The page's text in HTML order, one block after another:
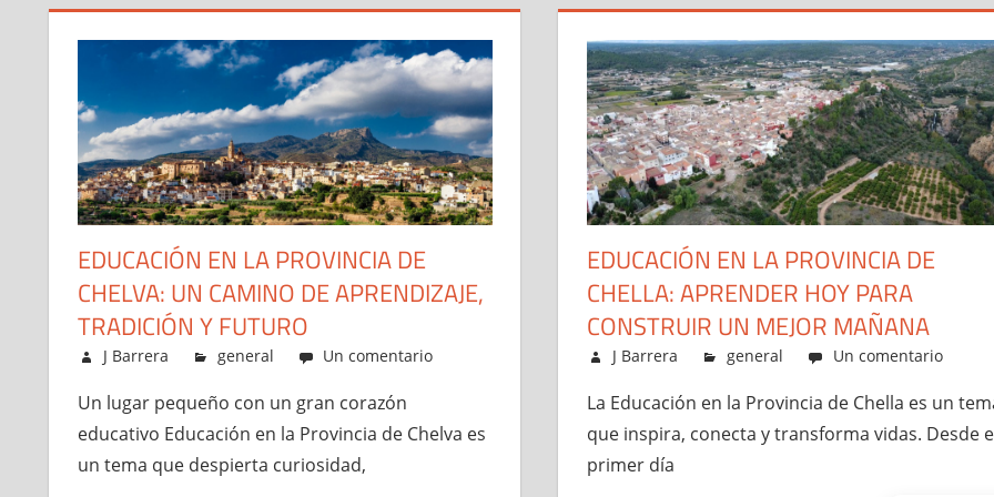
EDUCACIÓN EN LA PROVINCIA DE
CHELVA: UN CAMINO DE APRENDIZAJE,
TRADICIÓN Y FUTURO
enero 9, 2026
J Barrera general Un comentario
Un lugar pequeño con un gran corazón
educativo Educación en la Provincia de Chelva es
un tema que despierta curiosidad,
EDUCACIÓN EN LA PROVINCIA DE
CHELLA: APRENDER HOY PARA
CONSTRUIR UN MEJOR MAÑANA
diciembre 10, 2025
J Barrera general Un comentario
La Educación en la Provincia de Chella es un
que inspira, conecta y transforma vidas. Desde
primer día